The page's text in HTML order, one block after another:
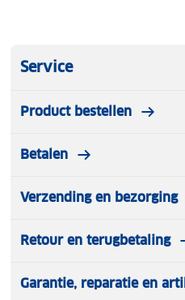
Service
Product bestellen
Betalen
Verzending en bezorging
Retour en terugbetaling
Garantie, reparatie en